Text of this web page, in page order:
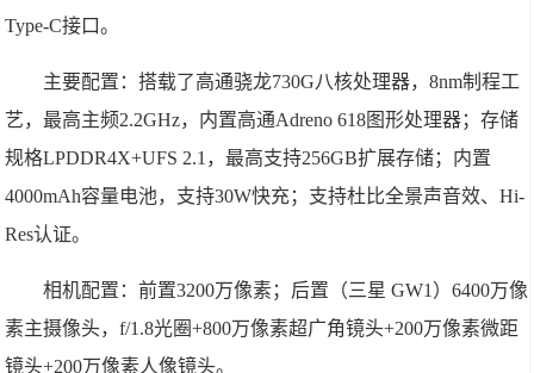
Type-C接口。
主要配置：搭载了高通骁龙730G八核处理器，8nm制程工
艺，最高主频2.2GHz，内置高通Adreno 618图形处理器；存储
规格LPDDR4X+UFS 2.1，最高支持256GB扩展存储；内置
4000mAh容量电池，支持30W快充；支持杜比全景声音效、Hi-
Res认证。
相机配置：前置3200万像素；后置（三星 GW1）6400万像
素主摄像头，f/1.8光圈+800万像素超广角镜头+200万像素微距
镜头+200万像素人像镜头。